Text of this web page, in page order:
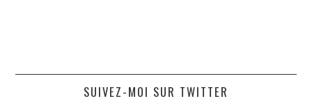
SUIVEZ-MOI SUR TWITTER